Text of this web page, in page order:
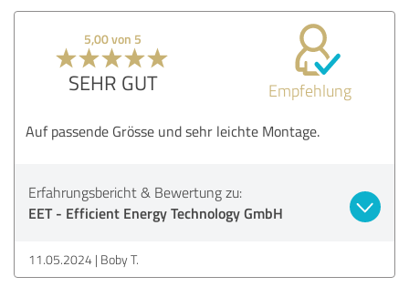
5,00 von 5
SEHR GUT Empfehlung
Auf passende Grösse und sehr leichte Montage.
Erfahrungsbericht & Bewertung zu:
EET - Efficient Energy Technology GmbH
11.05.2024 Boby T.